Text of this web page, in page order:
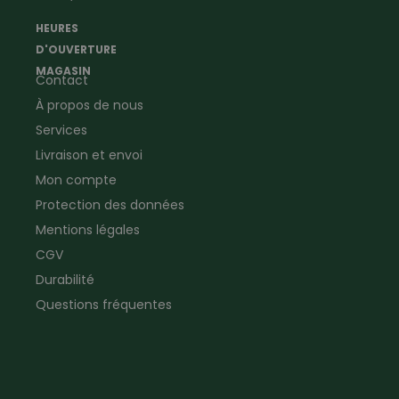
Ramoneur
Vêtements de signalisation
Jardinage
Plombier
Electricien
Vêtements d'entreprise
HEURES
D'OUVERTURE
MAGASIN
Contact
À propos de nous
Services
Livraison et envoi
Mon compte
Protection des données
Mentions légales
CGV
Durabilité
Questions fréquentes